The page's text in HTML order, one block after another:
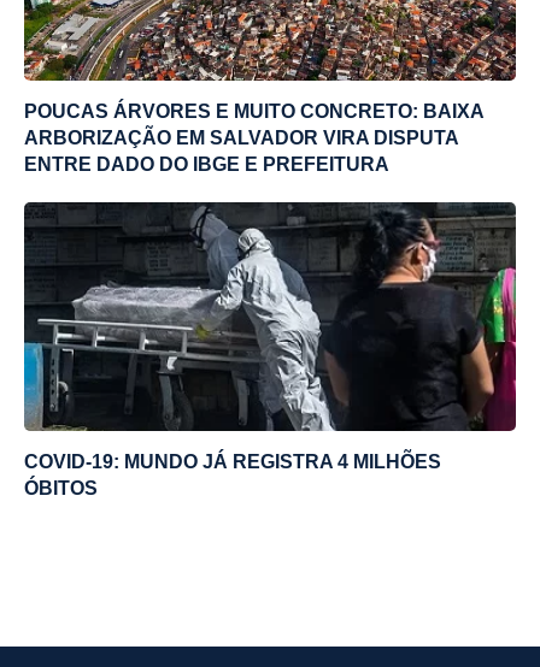
POUCAS ÁRVORES E MUITO CONCRETO: BAIXA
ARBORIZAÇÃO EM SALVADOR VIRA DISPUTA
ENTRE DADO DO IBGE E PREFEITURA
COVID-19: MUNDO JÁ REGISTRA 4 MILHÕES
ÓBITOS